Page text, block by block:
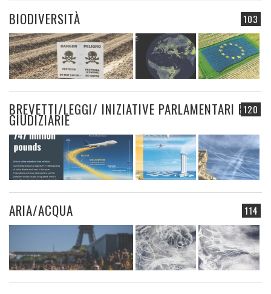
103
BIODIVERSITÀ
120
BREVETTI/LEGGI/ INIZIATIVE PARLAMENTARI E
GIUDIZIARIE
114
ARIA/ACQUA